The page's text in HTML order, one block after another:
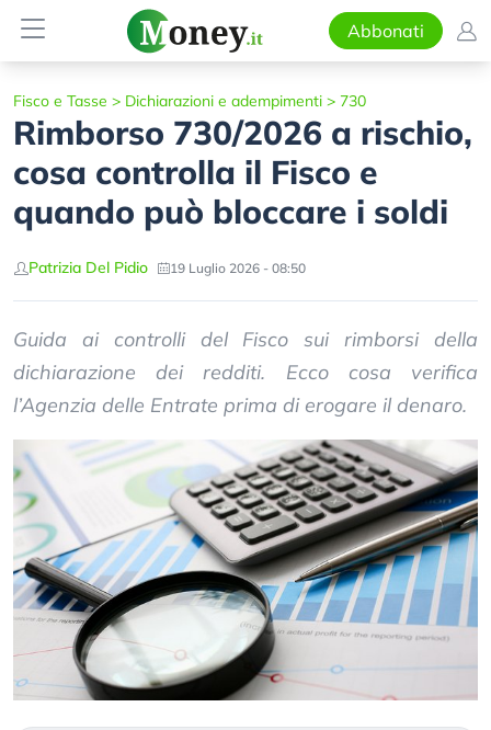
Abbonati
Fisco e Tasse > Dichiarazioni e adempimenti > 730
Rimborso 730/2026 a rischio,
cosa controlla il Fisco e
quando può bloccare i soldi
Patrizia Del Pidio 19 Luglio 2026 - 08:50
Guida ai controlli del Fisco sui rimborsi della
dichiarazione dei redditi. Ecco cosa verifica
l’Agenzia delle Entrate prima di erogare il denaro.